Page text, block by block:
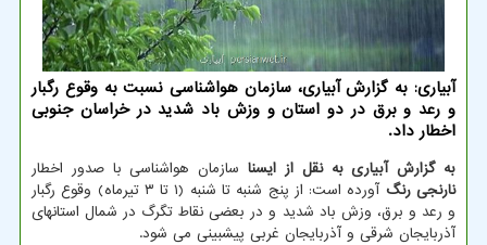
آبیاری: به گزارش آبیاری، سازمان هواشناسی نسبت به وقوع رگبار
و رعد و برق در دو استان و وزش باد شدید در خراسان جنوبی
اخطار داد.
به گزارش آبیاری به نقل از ایسناسازمان هواشناسی با صدور اخطار
نارنجی رنگ
آورده است: از پنج شنبه تا شنبه (۱ تا ۳ تیرماه) وقوع رگبار
و رعد و برق، وزش باد شدید و در بعضی نقاط تگرگ در شمال استانهای
آذربایجان شرقی و آذربایجان غربی پیشبینی می شود.